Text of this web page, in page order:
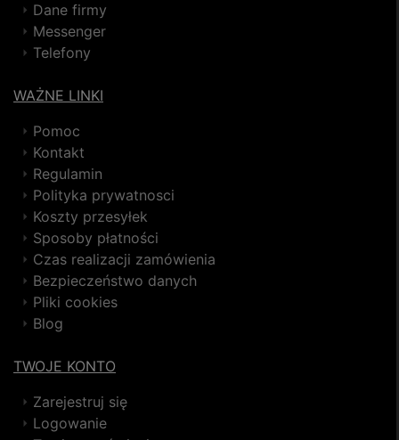
Dane firmy
Messenger
Telefony
WAŻNE LINKI
Pomoc
Kontakt
Regulamin
Polityka prywatnosci
Koszty przesyłek
Sposoby płatności
Czas realizacji zamówienia
Bezpieczeństwo danych
Pliki cookies
Blog
TWOJE KONTO
Zarejestruj się
Logowanie